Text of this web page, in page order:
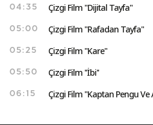
04:35 Çizgi Film "Dijital Tayfa"
05:00 Çizgi Film "Rafadan Tayfa"
05:25 Çizgi Film "Kare"
05:50 Çizgi Film ''İbi''
06:15 Çizgi Film "Kaptan Pengu Ve